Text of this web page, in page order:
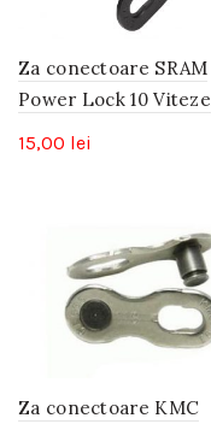
Za conectoare SRAM
Power Lock 10 Viteze
15,00 lei
Za conectoare KMC